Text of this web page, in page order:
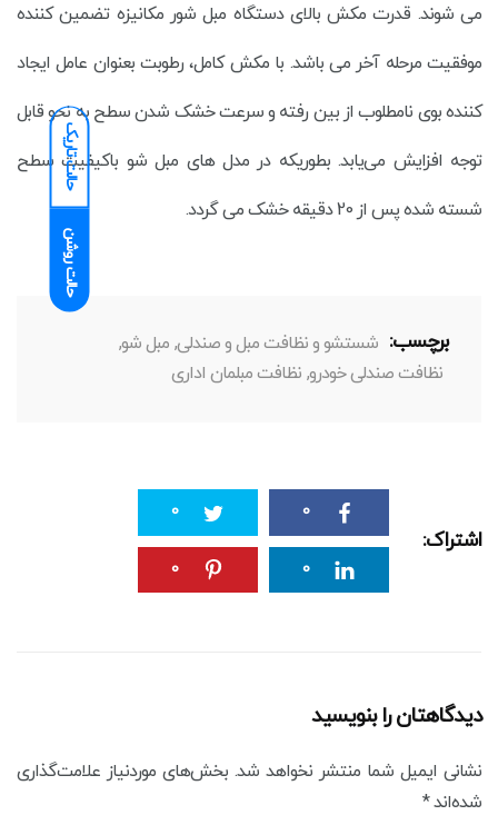
حالت روشن
حالت تاریک
می شوند. قدرت مکش بالای دستگاه مبل شور مکانیزه تضمین کننده
موفقیت مرحله آخر می باشد. با مکش کامل، رطوبت بعنوان عامل ایجاد
کننده بوی نامطلوب از بین رفته و سرعت خشک شدن سطح به نحو قابل
توجه افزایش می‌یابد. بطوریکه در مدل های مبل شو باکیفیت سطح
شسته شده پس از 20 دقیقه خشک می گردد.
برچسب: شستشو و نظافت مبل و صندلی, مبل شو,
نظافت صندلی خودرو, نظافت مبلمان اداری
اشتراک:
0
0
0
0
دیدگاهتان را بنویسید
نشانی ایمیل شما منتشر نخواهد شد. بخش‌های موردنیاز علامت‌گذاری
شده‌اند*